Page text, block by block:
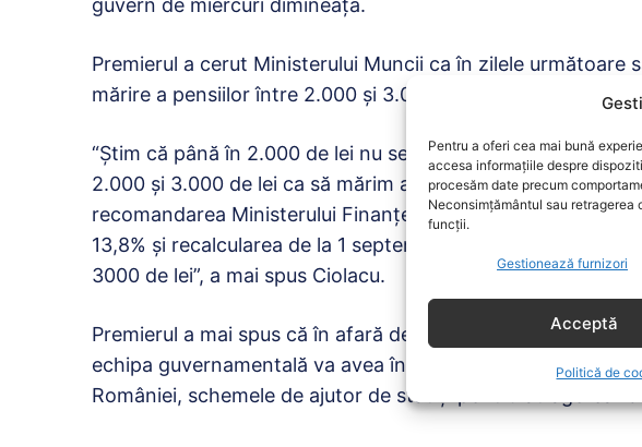
Pentru a oferi cea mai bună
accesa informațiile despre
procesăm date precum
Neconsimțământul sau
funcții.
Gestionează furnizori
Acceptă
Politică de
Premierul a cerut Ministerului Muncii ca în zilele următoare
mărire a pensiilor între 2.000 și 3.000 de lei.
“Știm că până în 2.000 de lei nu se impozitează nicio
2.000 și 3.000 de lei ca să mărim această marjă până la
recomandarea Ministerului Finanțelor – să vedem dacă ne
13,8% și recalcularea de la 1 septembrie să avem și
3000 de lei”, a mai spus Ciolacu.
Premierul a mai spus că în afară de discuțiile cu
echipa guvernamentală va avea întâlniri cu mediul de
României, schemele de ajutor de stat și pentru atragerea